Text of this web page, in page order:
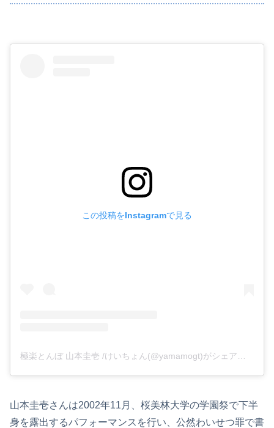
この投稿をInstagramで見る
山本圭壱さんは2002年11月、桜美林大学の学園祭で下半
身を露出するパフォーマンスを行い、公然わいせつ罪で書